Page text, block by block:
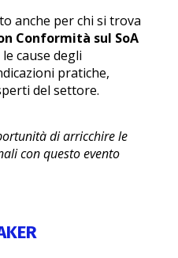
anche per chi si trova
Conformità sul SoA
cause degli
pratiche,
del settore.
di arricchire le
con questo evento